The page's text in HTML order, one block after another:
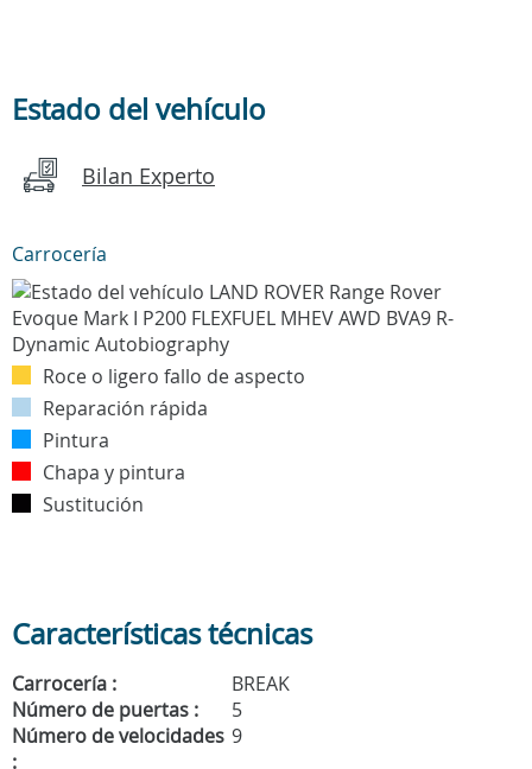
Estado del vehículo
Bilan Experto
Carrocería
Roce o ligero fallo de aspecto
Reparación rápida
Pintura
Chapa y pintura
Sustitución
Características técnicas
Carrocería :
BREAK
Número de puertas :
5
Número de velocidades
:
9